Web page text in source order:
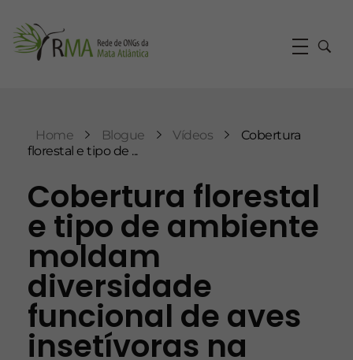
Home Blogue Vídeos
Cobertura
florestal e tipo de ...
Cobertura florestal
e tipo de ambiente
moldam
diversidade
funcional de aves
insetívoras na